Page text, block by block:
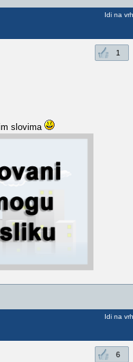
Idi na vrh
1
slovima
Idi na vrh
6